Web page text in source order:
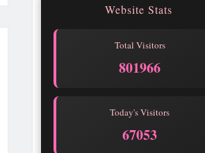
Website Stats
Total Visitors
801966
Today's Visitors
67053